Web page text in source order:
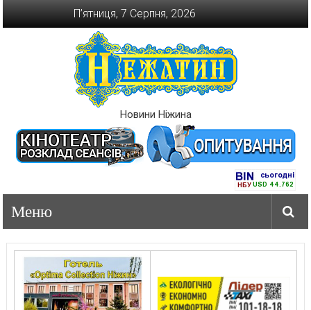
П’ятниця, 7 Серпня, 2026
Новини Ніжина